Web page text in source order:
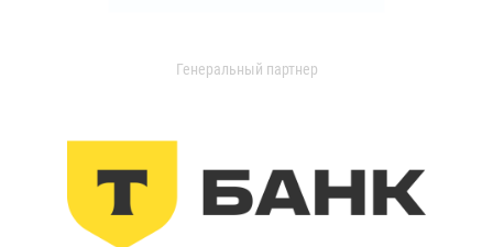
Генеральный партнер